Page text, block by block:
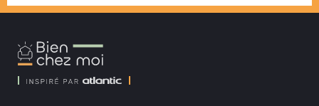
Bien
Chez